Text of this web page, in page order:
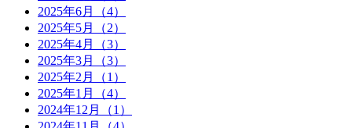
2025年6月（4）
2025年5月（2）
2025年4月（3）
2025年3月（3）
2025年2月（1）
2025年1月（4）
2024年12月（1）